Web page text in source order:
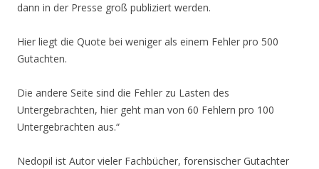
dann in der Presse groß publiziert werden.
Hier liegt die Quote bei weniger als einem Fehler pro 500
Gutachten.
Die andere Seite sind die Fehler zu Lasten des
Untergebrachten, hier geht man von 60 Fehlern pro 100
Untergebrachten aus.“
Nedopil ist Autor vieler Fachbücher, forensischer Gutachter